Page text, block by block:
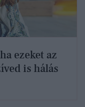
ezeket az
is hálás